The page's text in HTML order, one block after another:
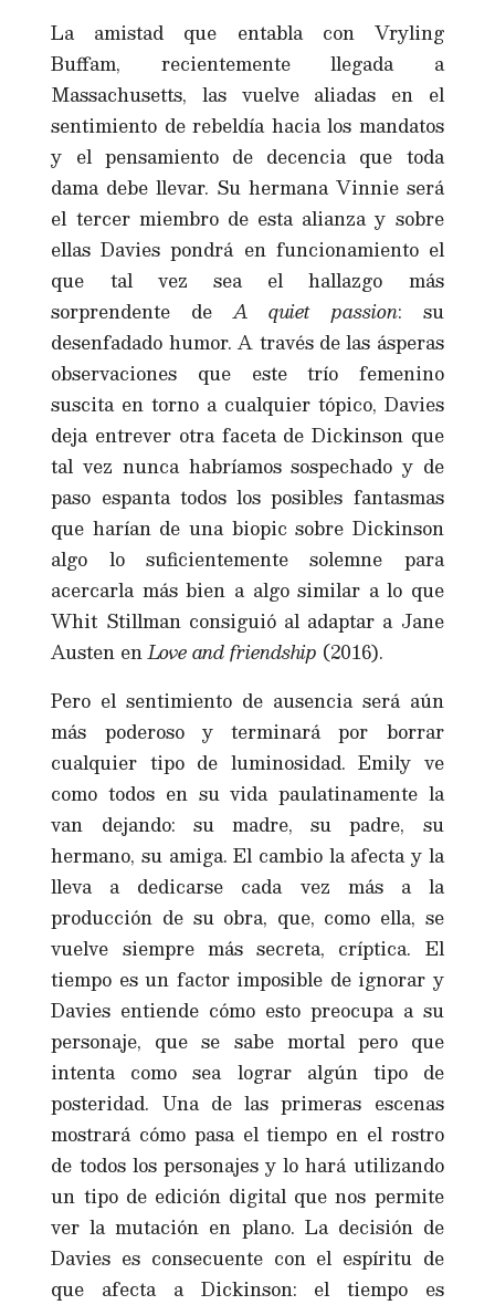
La amistad que entabla con Vryling
Buffam, recientemente llegada a
Massachusetts, las vuelve aliadas en el
sentimiento de rebeldía hacia los mandatos
y el pensamiento de decencia que toda
dama debe llevar. Su hermana Vinnie será
el tercer miembro de esta alianza y sobre
ellas Davies pondrá en funcionamiento el
que tal vez sea el hallazgo más
sorprendente deA quiet passion: su
desenfadado humor. A través de las ásperas
observaciones que este trío femenino
suscita en torno a cualquier tópico, Davies
deja entrever otra faceta de Dickinson que
tal vez nunca habríamos sospechado y de
paso espanta todos los posibles fantasmas
que harían de una biopic sobre Dickinson
algo lo suficientemente solemne para
acercarla más bien a algo similar a lo que
Whit Stillman consiguió al adaptar a Jane
Austen enLove and friendship (2016).
Pero el sentimiento de ausencia será aún
más poderoso y terminará por borrar
cualquier tipo de luminosidad. Emily ve
como todos en su vida paulatinamente la
van dejando: su madre, su padre, su
hermano, su amiga. El cambio la afecta y la
lleva a dedicarse cada vez más a la
producción de su obra, que, como ella, se
vuelve siempre más secreta, críptica. El
tiempo es un factor imposible de ignorar y
Davies entiende cómo esto preocupa a su
personaje, que se sabe mortal pero que
intenta como sea lograr algún tipo de
posteridad. Una de las primeras escenas
mostrará cómo pasa el tiempo en el rostro
de todos los personajes y lo hará utilizando
un tipo de edición digital que nos permite
ver la mutación en plano. La decisión de
Davies es consecuente con el espíritu de
que afecta a Dickinson: el tiempo es